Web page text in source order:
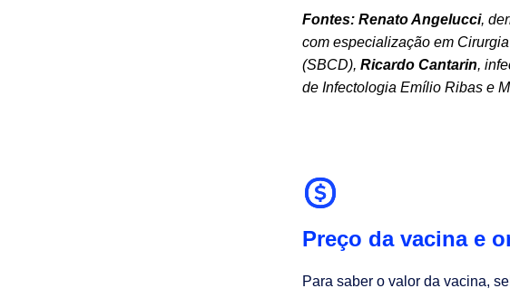
Fontes: RenatoAngelucci,
com especialização em
(SBCD), Ricardo Cantarin,
de Infectologia Emílio Ribas e
Preço da vacina e
Para saber o valor da vacina,